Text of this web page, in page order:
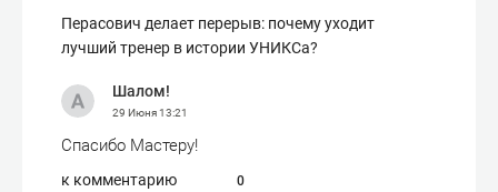
Перасович делает перерыв: почему уходит
лучший тренер в истории УНИКСа?
Шалом!
29 Июня13:21
Спасибо Мастеру!
к комментарию 0